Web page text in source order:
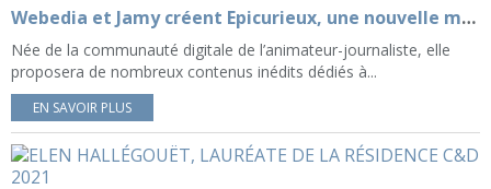
Webedia et Jamy créent Epicurieux, une nouvelle marque éditoriale autour de la connaissance et du savoir
Née de la communauté digitale de l’animateur-journaliste, elle
proposera de nombreux contenus inédits dédiés à...
EN SAVOIR PLUS